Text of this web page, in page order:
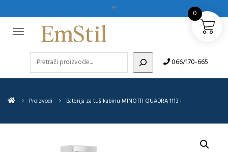
066/170-665
Proizvodi Baterija za tuš kabinu MINOTTI QUADRA 1113 I
0